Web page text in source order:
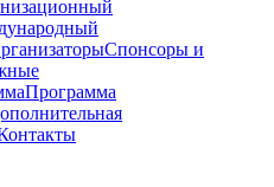
Спонсоры и
Программа